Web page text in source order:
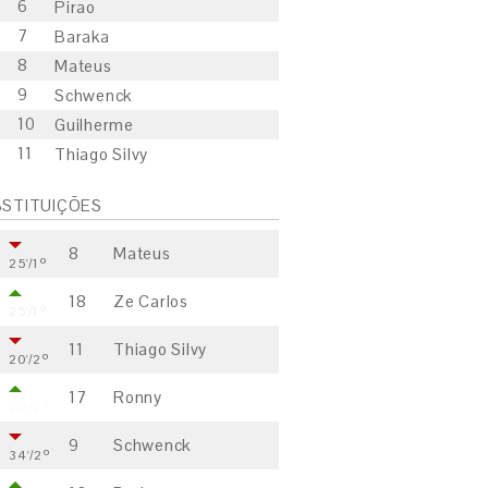
6
Pirao
7
Baraka
8
Mateus
9
Schwenck
10
Guilherme
11
Thiago Silvy
25'/1º 8 Mateus
18 Ze Carlos
20'/2º 11 Thiago Silvy
17 Ronny
34'/2º 9 Schwenck